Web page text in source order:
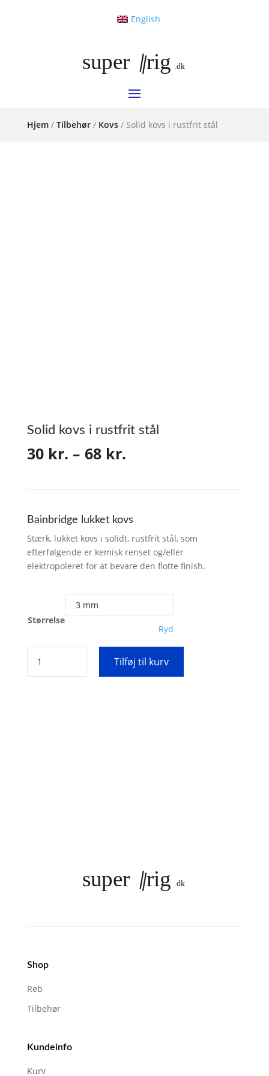
English
Hjem/ Tilbehør/ Kovs/ Solid kovs i rustfrit stål
Solid kovs i rustfrit stål
30 kr. – 68 kr.Prisinterval:
68 kr.
Bainbridge lukket kovs
Stærk, lukket kovs i solidt, rustfrit stål, som
efterfølgende er kemisk renset og/eller
elektropoleret for at bevare den flotte finish.
Størrelse
Ryd
kovs
i
Tilføj til kurv
Shop
Reb
Tilbehør
Kundeinfo
Kurv